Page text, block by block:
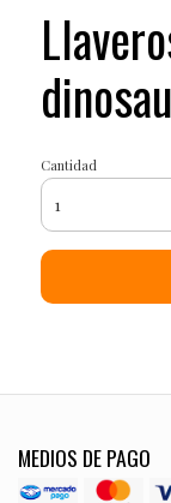
Cantidad
MEDIOS DE PAGO